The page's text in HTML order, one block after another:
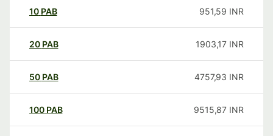
10 PAB 951,59 INR
20 PAB 1903,17 INR
50 PAB 4757,93 INR
100 PAB 9515,87 INR